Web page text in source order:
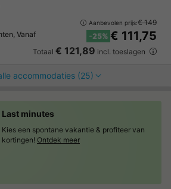
Vanaf
Aanbevolen prijs:€ 149
-25% € 111,75
Totaal € 121,89 incl. toeslagen
accommodaties (25)
Last minutes
Kies een spontane vakantie & profiteer van
kortingen! Ontdek meer